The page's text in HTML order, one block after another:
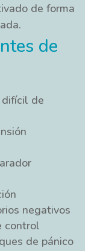
de forma
de
difícil de
negativos
control
de pánico